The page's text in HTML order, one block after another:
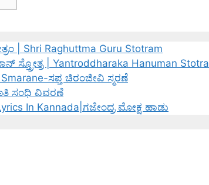
| Shri Raghuttma Guru Stotram
ಸ್ತ್ರೋತ್ರ | Yantroddharaka Hanuman Stotra
ಸಪ್ತ ಚಿರಂಜೀವಿ ಸ್ಮರಣೆ
ಸಂಧಿ ವಿವರಣೆ
In Kannada|ಗಜೇಂದ್ರ ಮೋಕ್ಷ ಹಾಡು